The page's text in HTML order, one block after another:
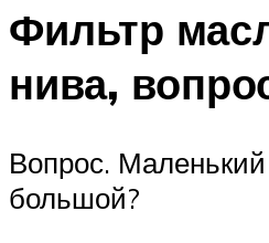
Фильтр
нива,
Вопрос.
большой?